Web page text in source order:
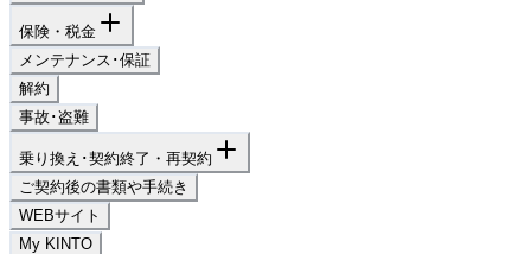
保険・税金
メンテナンス･保証
解約
事故･盗難
乗り換え･契約終了・再契約
ご契約後の書類や手続き
WEBサイト
My KINTO